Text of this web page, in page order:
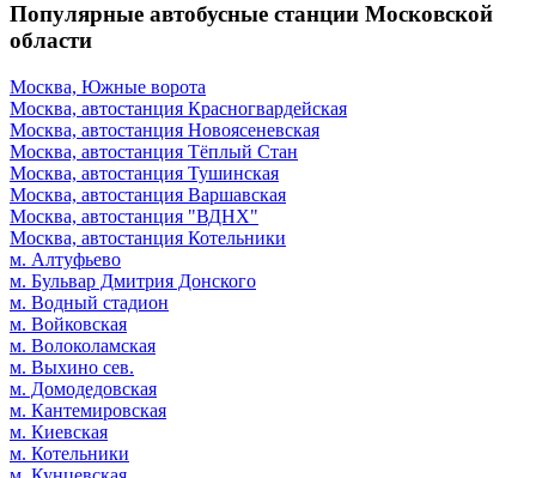
Популярные автобусные станции Московской
области
Москва, Южные ворота
Москва, автостанция Красногвардейская
Москва, автостанция Новоясеневская
Москва, автостанция Тёплый Стан
Москва, автостанция Тушинская
Москва, автостанция Варшавская
Москва, автостанция "ВДНХ"
Москва, автостанция Котельники
м. Алтуфьево
м. Бульвар Дмитрия Донского
м. Водный стадион
м. Войковская
м. Волоколамская
м. Выхино сев.
м. Домодедовская
м. Кантемировская
м. Киевская
м. Котельники